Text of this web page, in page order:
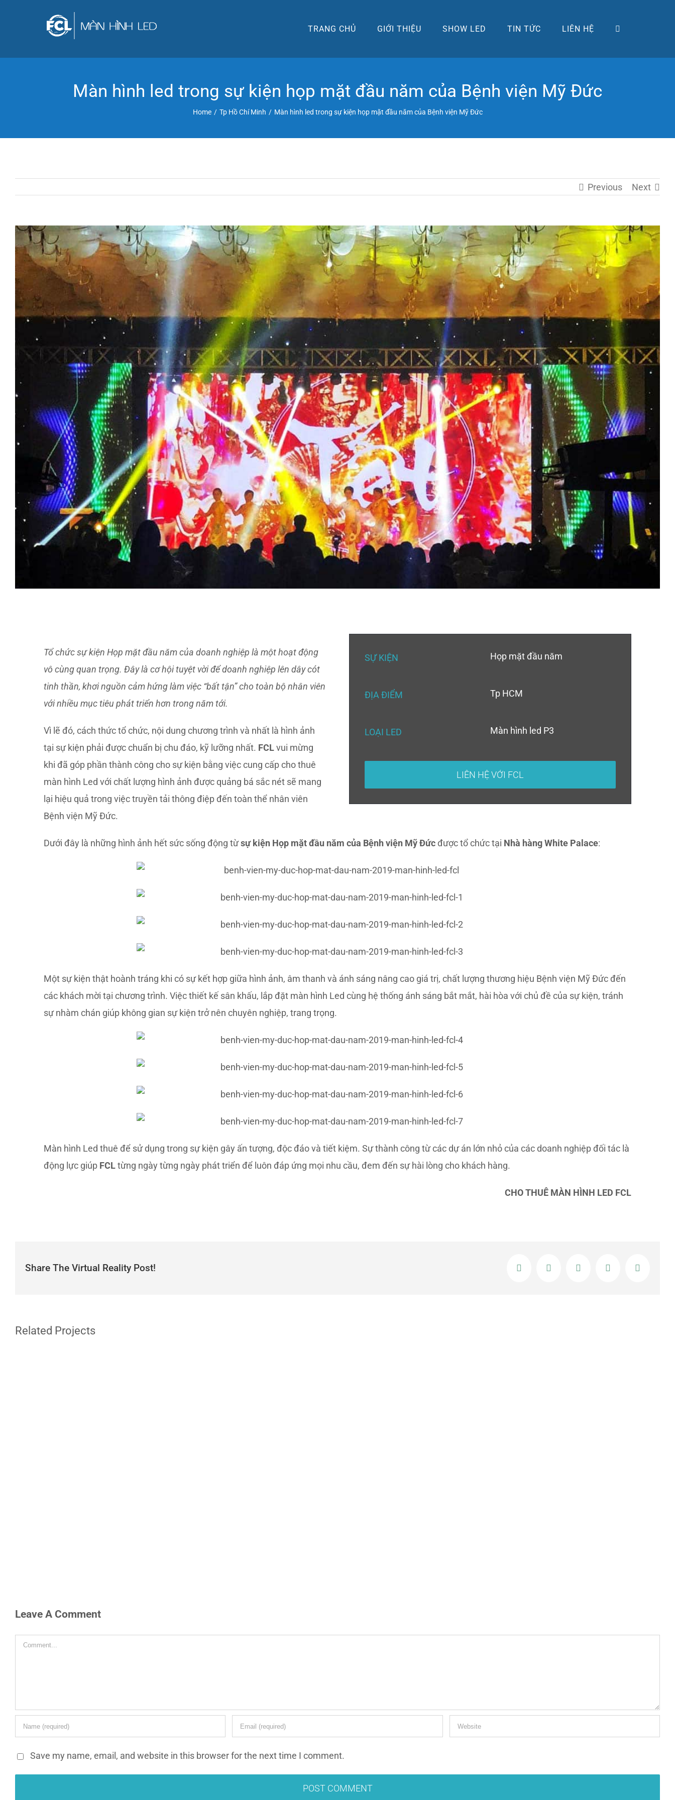
TRANG CHỦ GIỚI THIỆU SHOW LED TIN TỨC LIÊN HỆ
Màn hình led trong sự kiện họp mặt đầu năm của Bệnh viện Mỹ Đức
Home / Tp Hồ Chí Minh / Màn hình led trong sự kiện họp mặt đầu năm của Bệnh viện Mỹ Đức
Previous Next
View
Larger
Image
Tổ chức sự kiện Họp mặt đầu năm của doanh nghiệp là một hoạt động
vô cùng quan trọng. Đây là cơ hội tuyệt vời để doanh nghiệp lên dây cót
tinh thần, khơi nguồn cảm hứng làm việc “bất tận” cho toàn bộ nhân viên
với nhiều mục tiêu phát triển hơn trong năm tới.
Vì lẽ đó, cách thức tổ chức, nội dung chương trình và nhất là hình ảnh
tại sự kiện phải được chuẩn bị chu đáo, kỹ lưỡng nhất. FCLvui mừng
khi đã góp phần thành công cho sự kiện bằng việc cung cấp cho thuê
màn hình Led với chất lượng hình ảnh được quảng bá sắc nét sẽ mang
lại hiệu quả trong việc truyền tải thông điệp đến toàn thể nhân viên
Bệnh viện Mỹ Đức.
SỰ KIỆN Họp mặt đầu năm
ĐỊA ĐIỂM Tp HCM
LOẠI LED Màn hình led P3
LIÊN HỆ VỚI FCL
Dưới đây là những hình ảnh hết sức sống động từsự kiện Họp mặt đầu năm của Bệnh viện Mỹ Đứcđược tổ chức tại Nhà hàng White Palace:
Một sự kiện thật hoành tráng khi có sự kết hợp giữa hình ảnh, âm thanh và ánh sáng nâng cao giá trị, chất lượng thương hiệu Bệnh viện Mỹ Đức đến
các khách mời tại chương trình. Việc thiết kế sân khấu, lắp đặt màn hình Led cùng hệ thống ánh sáng bắt mắt, hài hòa với chủ đề của sự kiện, tránh
sự nhàm chán giúp không gian sự kiện trở nên chuyên nghiệp, trang trọng.
Màn hình Led thuê để sử dụng trong sự kiện gây ấn tượng, độc đáo và tiết kiệm. Sự thành công từ các dự án lớn nhỏ của các doanh nghiệp đối tác là
động lực giúp FCLtừng ngày từng ngày phát triển để luôn đáp ứng mọi nhu cầu, đem đến sự hài lòng cho khách hàng.
CHO THUÊ MÀN HÌNH LED FCL
Share The Virtual Reality Post! Facebook Twitter LinkedIn Google+
Related Projects
Leave A Comment
Comment
Save my name, email, and website in this browser for the next time I comment.